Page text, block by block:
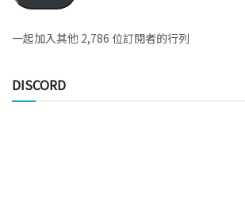
一起加入其他 2,786 位訂閱者的行列
DISCORD